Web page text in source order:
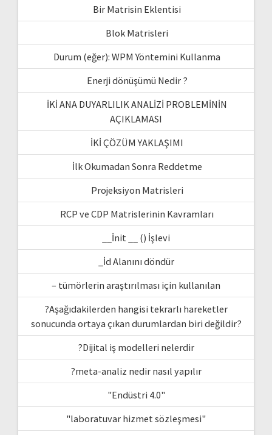
Bir Matrisin Eklentisi
Blok Matrisleri
Durum (eğer): WPM Yöntemini Kullanma
Enerji dönüşümü Nedir ?
İKİ ANA DUYARLILIK ANALİZİ PROBLEMİNİN
AÇIKLAMASI
İKİ ÇÖZÜM YAKLAŞIMI
İlk Okumadan Sonra Reddetme
Projeksiyon Matrisleri
RCP ve CDP Matrislerinin Kavramları
__İnit __ () İşlevi
_İd Alanını döndür
– tümörlerin araştırılması için kullanılan
?Aşağıdakilerden hangisi tekrarlı hareketler
sonucunda ortaya çıkan durumlardan biri değildir?
?Dijital iş modelleri nelerdir
?meta-analiz nedir nasıl yapılır
"Endüstri 4.0"
"laboratuvar hizmet sözleşmesi"